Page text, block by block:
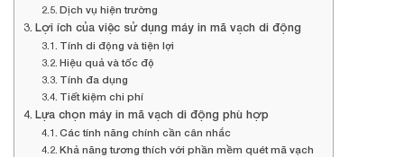
Dịch vụ hiện trường
Lợi ích của việc sử dụng máy in mã vạch di động
Tính di động và tiện lợi
Hiệu quả và tốc độ
Tính đa dụng
Tiết kiệm chi phí
Lựa chọn máy in mã vạch di động phù hợp
Các tính năng chính cần cân nhắc
Khả năng tương thích với phần mềm quét mã vạch